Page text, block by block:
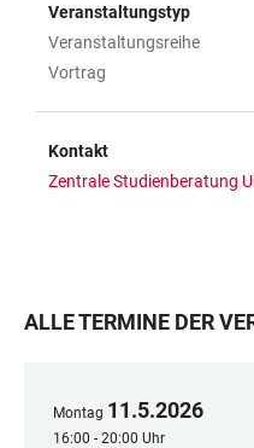
Veranstaltungstyp
Veranstaltungsreihe
Vortrag
Kontakt
Zentrale Studienberatung
ALLE TERMINE DER
Montag 11.5.2026
16:00 - 20:00 Uhr